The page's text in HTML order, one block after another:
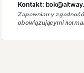
Kontakt:
Zapewniamy
obowiązującymi